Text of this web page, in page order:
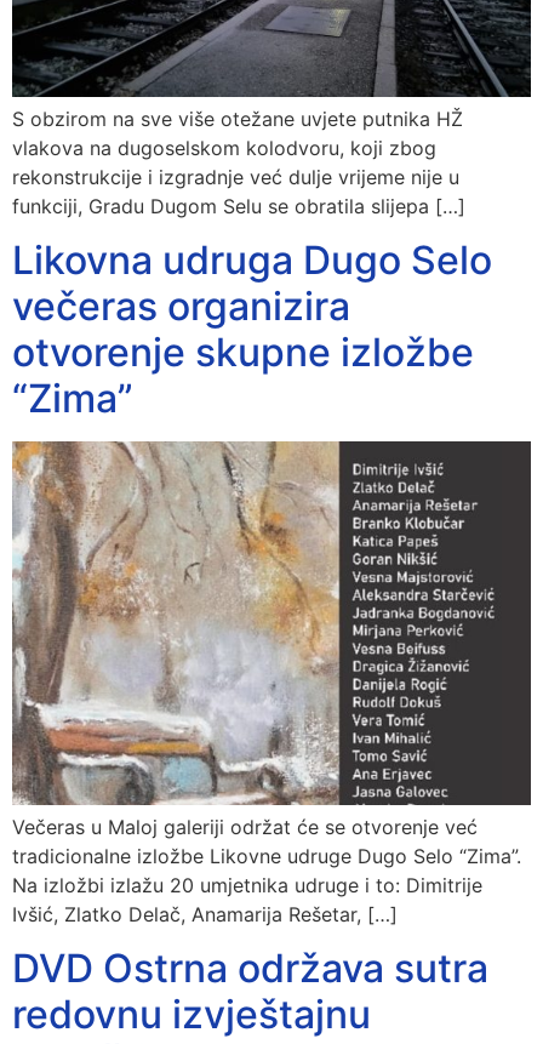
S obzirom na sve više otežane uvjete putnika HŽ
vlakova na dugoselskom kolodvoru, koji zbog
rekonstrukcije i izgradnje već dulje vrijeme nije u
funkciji, Gradu Dugom Selu se obratila slijepa […]
Likovna udruga Dugo Selo
večeras organizira
otvorenje skupne izložbe
“Zima”
Večeras u Maloj galeriji održat će se otvorenje već
tradicionalne izložbe Likovne udruge Dugo Selo “Zima”.
Na izložbi izlažu 20 umjetnika udruge i to: Dimitrije
Ivšić, Zlatko Delač, Anamarija Rešetar, […]
DVD Ostrna održava sutra
redovnu izvještajnu